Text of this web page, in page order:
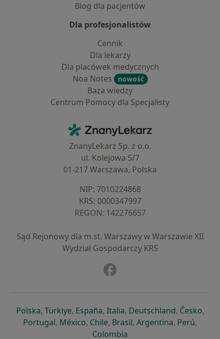
Blog dla pacjentów
Dla profesjonalistów
Cennik
Dla lekarzy
Dla placówek medycznych
Noa Notes
nowość
Baza wiedzy
Centrum Pomocy dla Specjalisty
ZnanyLekarz - Strona główna
ZnanyLekarz Sp. z o.o.
ul. Kolejowa 5/7
01-217 Warszawa, Polska
NIP: ⁠7010224868
KRS: ⁠0000347997
REGON: ⁠142276657
Sąd Rejonowy dla m.st. Warszawy w Warszawie XII
Wydział Gospodarczy KRS
Polskaotwiera się w nowej karcie
, Türkiyeotwiera się w nowej karcie
, Españaotwiera się w nowej karcie
, Italiaotwiera się w nowej
, Deutschlandotwiera się
, Česko,
Portugalotwiera się w nowej karcie
, Méxicootwiera się w nowej karcie
, Chileotwiera się w nowej karcie
, Brasilotwiera się w nowej
, Argentinaotwiera się
, Perú,
Colombia